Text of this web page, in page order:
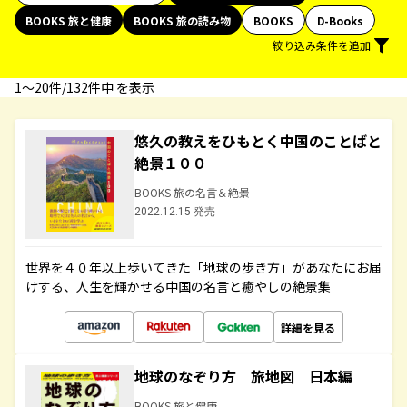
BOOKS 旅と健康 BOOKS 旅の読み物 BOOKS
D-Books
絞り込み条件を追加
1〜20件/132件中 を表示
悠久の教えをひもとく中国のことばと
絶景１００
BOOKS 旅の名言＆絶景
2022.12.15 発売
世界を４０年以上歩いてきた「地球の歩き方」があなたにお届
けする、人生を輝かせる中国の名言と癒やしの絶景集
詳細を見る
地球のなぞり方 旅地図 日本編